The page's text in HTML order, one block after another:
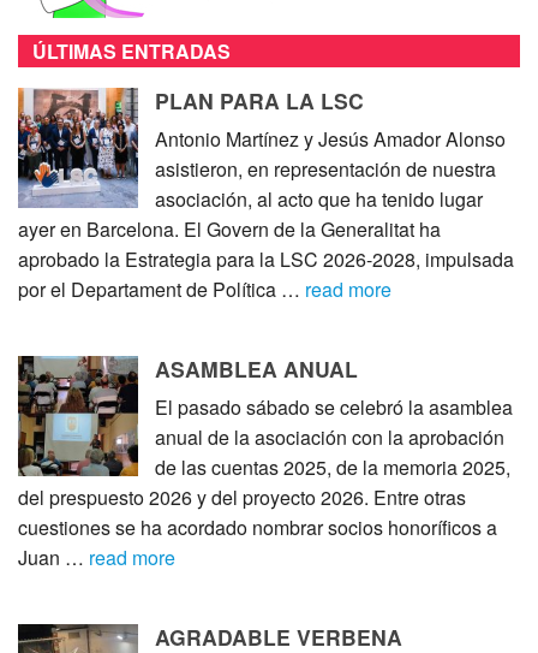
ÚLTIMAS ENTRADAS
PLAN PARA LA LSC
Antonio Martínez y Jesús Amador Alonso
asistieron, en representación de nuestra
asociación, al acto que ha tenido lugar
ayer en Barcelona. El Govern de la Generalitat ha
aprobado la Estrategia para la LSC 2026-2028, impulsada
por el Departament de Política … read more
ASAMBLEA ANUAL
El pasado sábado se celebró la asamblea
anual de la asociación con la aprobación
de las cuentas 2025, de la memoria 2025,
del prespuesto 2026 y del proyecto 2026. Entre otras
cuestiones se ha acordado nombrar socios honoríficos a
Juan … read more
AGRADABLE VERBENA